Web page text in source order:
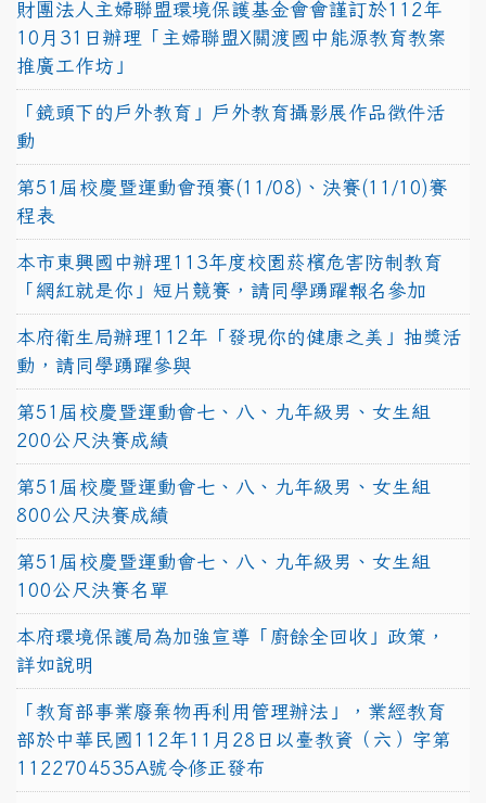
財團法人主婦聯盟環境保護基金會會謹訂於112年
10月31日辦理「主婦聯盟X關渡國中能源教育教案
推廣工作坊」
「鏡頭下的戶外教育」戶外教育攝影展作品徵件活
動
第51屆校慶暨運動會預賽(11/08)、決賽(11/10)賽
程表
本市東興國中辦理113年度校園菸檳危害防制教育
「網紅就是你」短片競賽，請同學踴躍報名參加
本府衛生局辦理112年「發現你的健康之美」抽獎活
動，請同學踴躍參與
第51屆校慶暨運動會七、八、九年級男、女生組
200公尺決賽成績
第51屆校慶暨運動會七、八、九年級男、女生組
800公尺決賽成績
第51屆校慶暨運動會七、八、九年級男、女生組
100公尺決賽名單
本府環境保護局為加強宣導「廚餘全回收」政策，
詳如說明
「教育部事業廢棄物再利用管理辦法」，業經教育
部於中華民國112年11月28日以臺教資（六）字第
1122704535A號令修正發布